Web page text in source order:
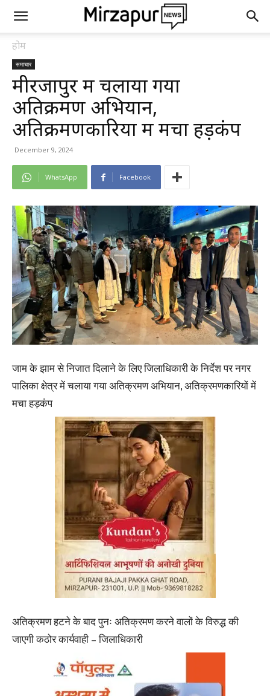
होम
समाचार
मीरजापुर में चलाया गया
अतिक्रमण अभियान,
अतिक्रमणकारियों में मचा हड़कंप
December 9, 2024
WhatsApp Facebook
जाम के झाम से निजात दिलाने के लिए जिलाधिकारी के निर्देश पर नगर
पालिका क्षेत्र में चलाया गया अतिक्रमण अभियान, अतिक्रमणकारियों में
मचा हड़कंप
अतिक्रमण हटने के बाद पुनः अतिक्रमण करने वालों के विरुद्ध की
जाएगी कठोर कार्यवाही – जिलाधिकारी